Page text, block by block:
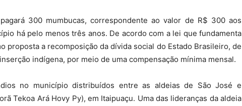
300 mumbucas, correspondente ao valor de R$ 300 aos
há pelo menos três anos. De acordo com a lei que fundamenta
proposta a recomposição da dívida social do Estado Brasileiro, de
indígena, por meio de uma compensação mínima mensal.
no município distribuídos entre as aldeias de São José e
Tekoa Ará Hovy Py), em Itaipuaçu. Uma das lideranças da aldeia